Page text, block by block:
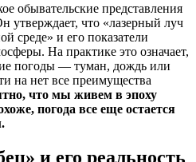
обывательские представления
утверждает, что «лазерный луч
среде» и его показатели
На практике это означает,
погоды — туман, дождь или
на нет все преимущества
что мы живем в эпоху
погода все еще остается
и его реальность